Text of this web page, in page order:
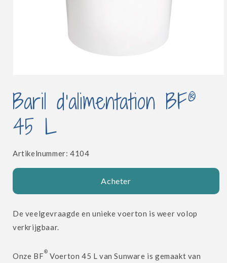
média
1
dans
une
fenêtre
modale
Baril d'alimentation BF®
45 L
Artikelnummer: SKU:
4104
Acheter
De veelgevraagde en unieke voerton is weer volop
verkrijgbaar.
Onze BF® Voerton 45 L van Sunware is gemaakt van